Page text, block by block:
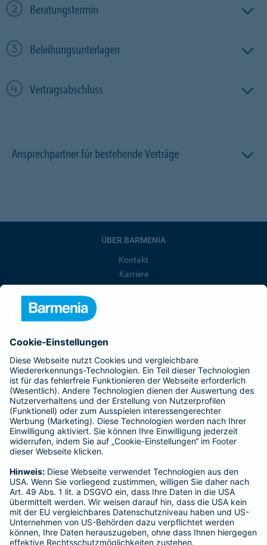
Beratungstermin
Beleihungsunterlagen
Vertragsabschluss
Ansprechpartner für bestehende Verträge
ÜBER BARMENIA
Kontakt
Karriere
Barmenia ist Teil der BarmeniaGothaer
BELIEBTE SEITEN
Kranken-Zusatzversicherung
Tierversicherungen
Haftpflichtversicherung
Hausratversicherung
Adresse ändern
Schaden melden
Kilometerstandsmeldung
Serviceübersicht